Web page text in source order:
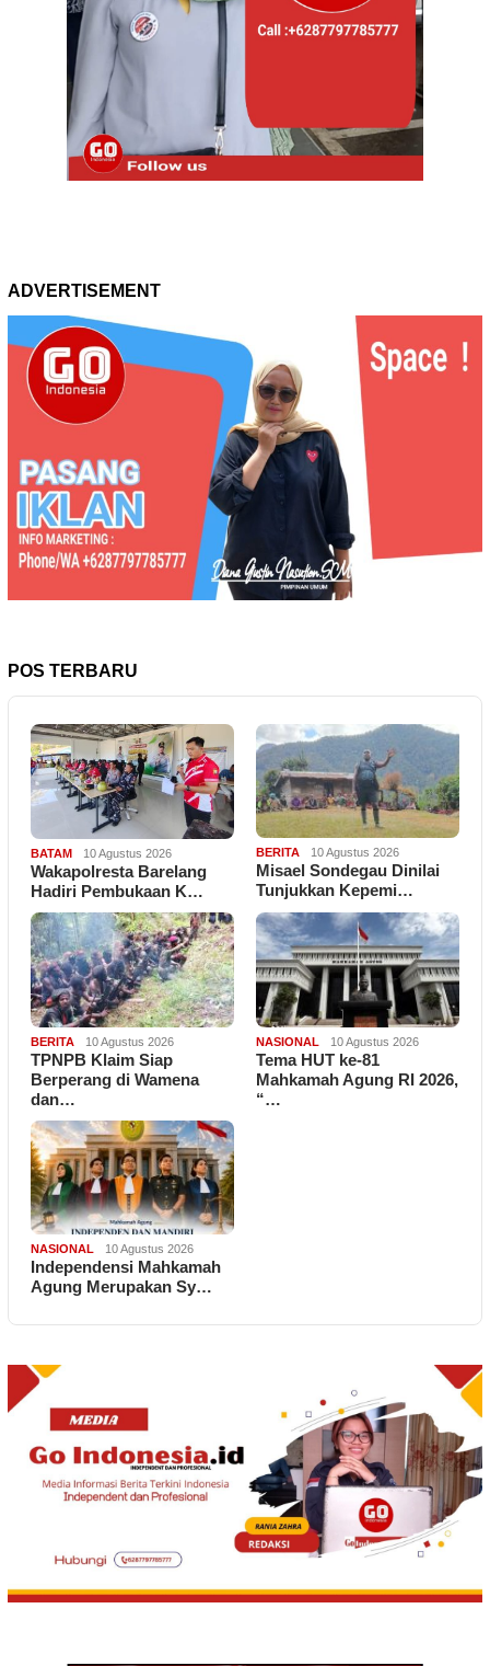
ADVERTISEMENT
POS TERBARU
BATAM 10 Agustus 2026
Wakapolresta Barelang
Hadiri Pembukaan K…
BERITA 10 Agustus 2026
Misael Sondegau Dinilai
Tunjukkan Kepemi…
BERITA 10 Agustus 2026
TPNPB Klaim Siap
Berperang di Wamena
dan…
NASIONAL 10 Agustus 2026
Tema HUT ke-81
Mahkamah Agung RI 2026,
“…
NASIONAL 10 Agustus 2026
Independensi Mahkamah
Agung Merupakan Sy…